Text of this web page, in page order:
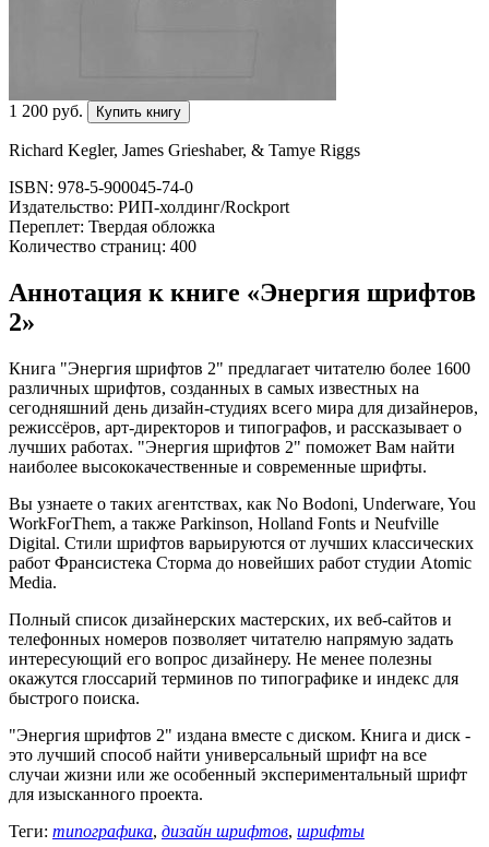
1 200 pуб. Купить книгу
Richard Kegler, James Grieshaber, & Tamye Riggs
ISBN: 978-5-900045-74-0
Издательство: РИП-холдинг/Rockport
Переплет: Твердая обложка
Количество страниц: 400
Аннотация к книге «Энергия шрифтов
2»
Книга "Энергия шрифтов 2" предлагает читателю более 1600
различных шрифтов, созданных в самых известных на
сегодняшний день дизайн-студиях всего мира для дизайнеров,
режиссёров, арт-директоров и типографов, и рассказывает о
лучших работах. "Энергия шрифтов 2" поможет Вам найти
наиболее высококачественные и современные шрифты.
Вы узнаете о таких агентствах, как No Bodoni, Underware, You
WorkForThem, а также Parkinson, Holland Fonts и Neufville
Digital. Стили шрифтов варьируются от лучших классических
работ Франсистека Сторма до новейших работ студии Atomic
Media.
Полный список дизайнерских мастерских, их веб-сайтов и
телефонных номеров позволяет читателю напрямую задать
интересующий его вопрос дизайнеру. Не менее полезны
окажутся глоссарий терминов по типографике и индекс для
быстрого поиска.
"Энергия шрифтов 2" издана вместе с диском. Книга и диск -
это лучший способ найти универсальный шрифт на все
случаи жизни или же особенный экспериментальный шрифт
для изысканного проекта.
Теги: типографика, дизайн шрифтов, шрифты